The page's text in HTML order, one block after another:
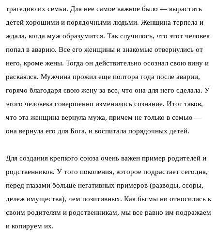
трагедию их семьи. Для нее самое важное было — вырастить
детей хорошими и порядочными людьми. Женщина терпела и
ждала, когда муж образумится. Так случилось, что этот человек
попал в аварию. Все его женщины и знакомые отвернулись от
него, кроме жены. Тогда он действительно осознал свою вину и
раскаялся. Мужчина прожил еще полтора года после аварии,
горячо благодаря свою жену за все, что она для него сделала. У
этого человека совершенно изменилось сознание. Итог таков,
что эта женщина вернула мужа, причем не только в семью —
она вернула его для Бога, и воспитала порядочных детей.
Для создания крепкого союза очень важен пример родителей и
родственников. У того поколения, которое подрастает сегодня,
перед глазами больше негативных примеров (разводы, ссоры,
дележ имущества), чем позитивных. Как бы мы ни относились к
своим родителям и родственникам, мы все равно им подражаем
и копируем их.